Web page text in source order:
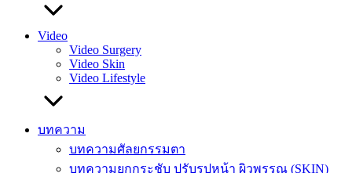
Video
Video Surgery
Video Skin
Video Lifestyle
บทความ
บทความศัลยกรรมตา
บทความยกกระชับ ปรับรูปหน้า ผิวพรรณ (SKIN)